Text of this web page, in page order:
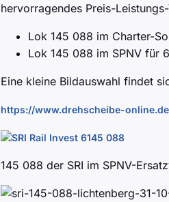
hervorragendes Preis-
Lok 145 088 im Charter-
Lok 145 088 im SPNV für
Eine kleine Bildauswahl findet
https://www.drehscheibe-
145 088 der SRI im SPNV-